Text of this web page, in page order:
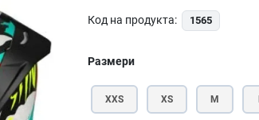
Код на продукта: 1565
Размери
XXS XS M